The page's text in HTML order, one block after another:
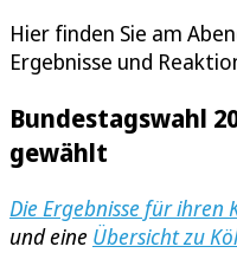
Hier finden Sie am
Ergebnisse und
Bundestagswahl
gewählt
Die Ergebnisse für ihren
und eine Übersicht zu